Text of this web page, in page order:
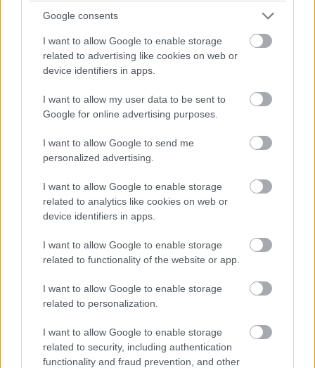
Google consents
I want to allow Google to enable storage
related to advertising like cookies on web or
device identifiers in apps.
I want to allow my user data to be sent to
Google for online advertising purposes.
I want to allow Google to send me
personalized advertising.
I want to allow Google to enable storage
related to analytics like cookies on web or
device identifiers in apps.
I want to allow Google to enable storage
related to functionality of the website or app.
I want to allow Google to enable storage
related to personalization.
I want to allow Google to enable storage
related to security, including authentication
functionality and fraud prevention, and other